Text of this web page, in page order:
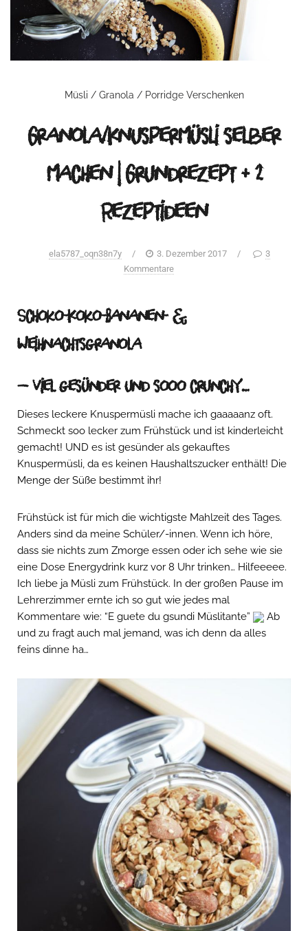
Müsli / Granola / Porridge Verschenken
Granola/Knuspermüsli selber
machen | Grundrezept + 2
Rezeptideen
ela5787_oqn38n7y / 3. Dezember 2017 /
3
Kommentare
Schoko-Koko-Bananen- &
Weihnachtsgranola
– Viel gesünder und sooo crunchy…
Dieses leckere Knuspermüsli mache ich gaaaaanz oft.
Schmeckt soo lecker zum Frühstück und ist kinderleicht
gemacht! UND es ist gesünder als gekauftes
Knuspermüsli, da es keinen Haushaltszucker enthält! Die
Menge der Süße bestimmt ihr!
Frühstück ist für mich die wichtigste Mahlzeit des Tages.
Anders sind da meine Schüler/-innen. Wenn ich höre,
dass sie nichts zum Zmorge essen oder ich sehe wie sie
eine Dose Energydrink kurz vor 8 Uhr trinken… Hilfeeeee.
Ich liebe ja Müsli zum Frühstück. In der großen Pause im
Lehrerzimmer ernte ich so gut wie jedes mal
Kommentare wie: “E guete du gsundi Müslitante”
Ab
und zu fragt auch mal jemand, was ich denn da alles
feins dinne ha…